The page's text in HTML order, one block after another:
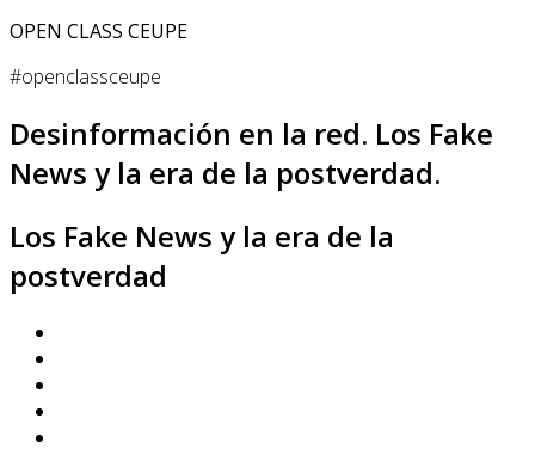
OPEN CLASS CEUPE
#openclassceupe
Desinformación en la red. Los Fake
News y la era de la postverdad.
Los Fake News y la era de la
postverdad